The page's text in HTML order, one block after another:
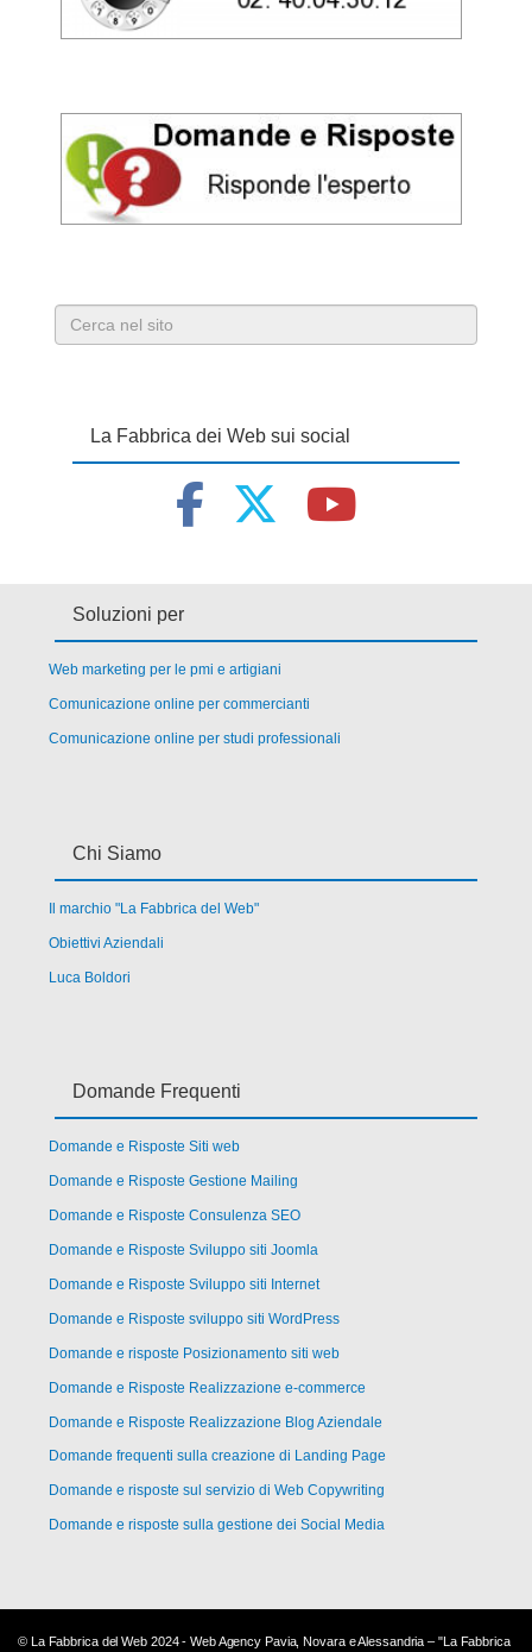
La Fabbrica dei Web sui social
Soluzioni per
Web marketing per le pmi e artigiani
Comunicazione online per commercianti
Comunicazione online per studi professionali
Chi Siamo
Il marchio "La Fabbrica del Web"
Obiettivi Aziendali
Luca Boldori
Domande Frequenti
Domande e Risposte Siti web
Domande e Risposte Gestione Mailing
Domande e Risposte Consulenza SEO
Domande e Risposte Sviluppo siti Joomla
Domande e Risposte Sviluppo siti Internet
Domande e Risposte sviluppo siti WordPress
Domande e risposte Posizionamento siti web
Domande e Risposte Realizzazione e-commerce
Domande e Risposte Realizzazione Blog Aziendale
Domande frequenti sulla creazione di Landing Page
Domande e risposte sul servizio di Web Copywriting
Domande e risposte sulla gestione dei Social Media
© La Fabbrica del Web 2024 - Web Agency Pavia, Novara e Alessandria – "La Fabbrica